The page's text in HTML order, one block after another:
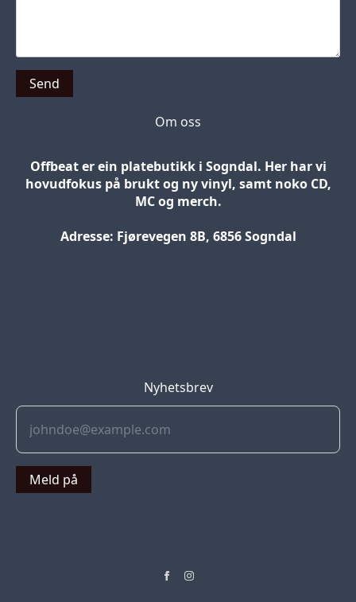
Send
Om oss
Offbeat er ein platebutikk i Sogndal. Her har vi
hovudfokus på brukt og ny vinyl, samt noko CD,
MC og merch.
Adresse: Fjørevegen 8B, 6856 Sogndal
Nyhetsbrev
Meld på